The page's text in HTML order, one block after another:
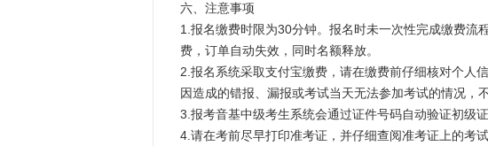
六、注意事项
1.报名缴费时限为30分钟。报名时未一次性完成缴费流
费，订单自动失效，同时名额释放。
2.报名系统采取支付宝缴费，请在缴费前仔细核对个人
因造成的错报、漏报或考试当天无法参加考试的情况，
3.报考音基中级考生系统会通过证件号码自动验证初级证
4.请在考前尽早打印准考证，并仔细查阅准考证上的考